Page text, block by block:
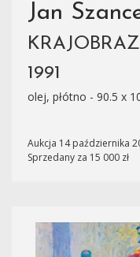
Jan
1991
olej, płótno - 90.5 x
Aukcja 14 października
Sprzedany za 15 000 zł